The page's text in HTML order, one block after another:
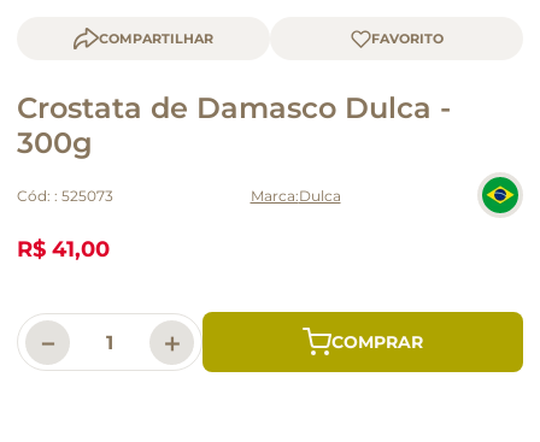
COMPARTILHAR
Crostata de Damasco Dulca -
300g
Cód: : 525073 Dulca
R$ 41,00
＋
－